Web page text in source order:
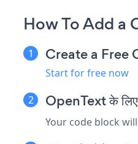
How To Add a
Create a Free
Start for free now
OpenText के
Your code block